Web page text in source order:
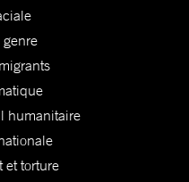
humanitaire
et torture